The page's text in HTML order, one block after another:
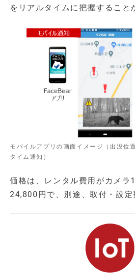
をリアルタイムに把握すること
モバイルアプリの画面イメージ（出没位
タイム通知）
価格は、レンタル費用がカメラ
24,800円で、別途、取付・設定